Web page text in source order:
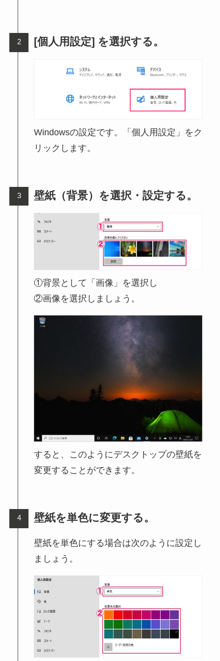
[個人用設定] を選択する。
Windowsの設定です。「個人用設定」をク
リックします。
壁紙（背景）を選択・設定する。
①背景として「画像」を選択し
②画像を選択しましょう。
すると、このようにデスクトップの壁紙を
変更することができます。
壁紙を単色に変更する。
壁紙を単色にする場合は次のように設定し
ましょう。